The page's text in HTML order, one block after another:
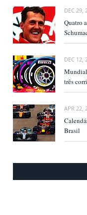
DEC 29,
Quatro
DEC 12,
três
APR 22,
Brasil